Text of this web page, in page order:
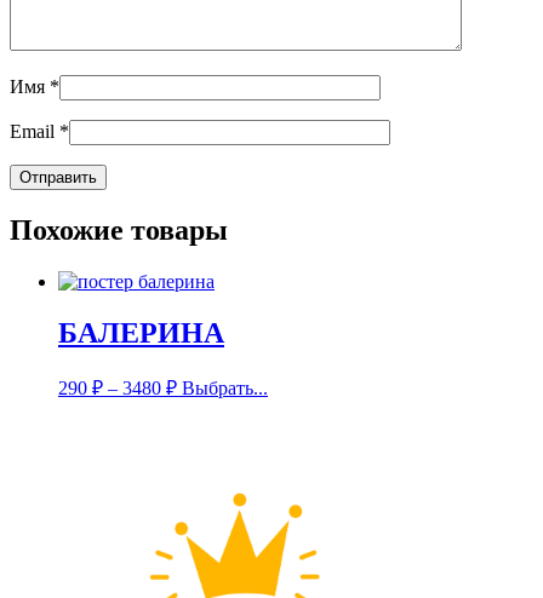
Имя *
Email *
Похожие товары
БАЛЕРИНА
290 ₽ – 3480 ₽ Выбрать...